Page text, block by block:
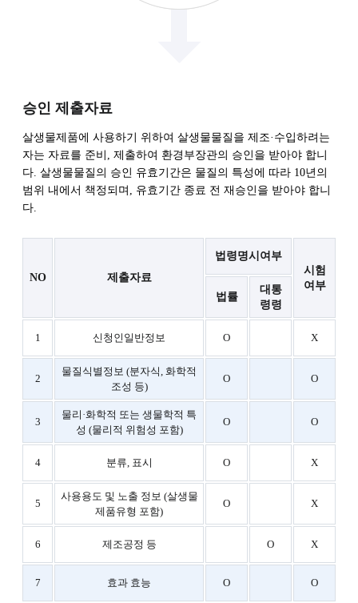
승인 제출자료
살생물제품에 사용하기 위하여 살생물물질을 제조·수입하려는
자는 자료를 준비, 제출하여 환경부장관의 승인을 받아야 합니
다. 살생물물질의 승인 유효기간은 물질의 특성에 따라 10년의
범위 내에서 책정되며, 유효기간 종료 전 재승인을 받아야 합니
다.
NO 제출자료
법령명시여부
시험
여부
법률
대통
령령
1 신청인일반정보 O X
2
물질식별정보 (분자식, 화학적
조성 등)
O O
3
물리·화학적 또는 생물학적 특
성 (물리적 위험성 포함)
O O
4 분류, 표시 O X
5
사용용도 및 노출 정보 (살생물
제품유형 포함)
O X
6 제조공정 등 O X
7 효과 효능 O O